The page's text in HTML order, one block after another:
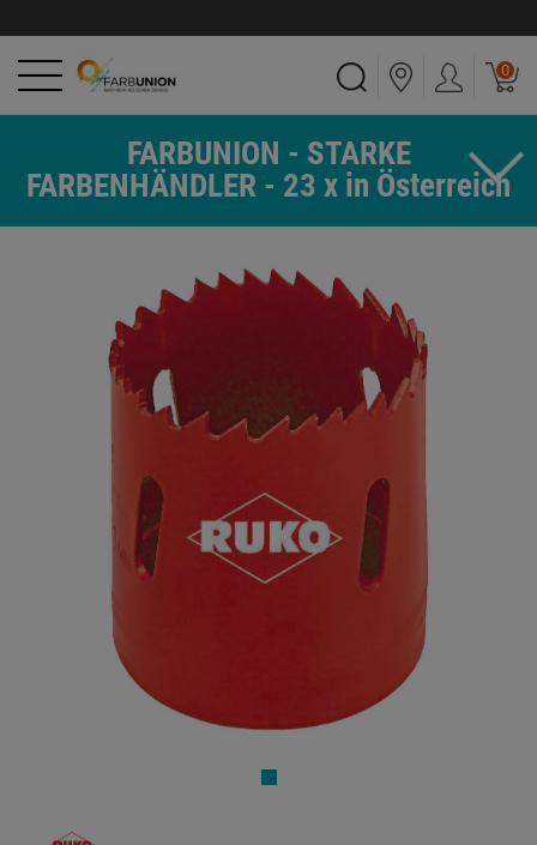
0
FARBUNION - STARKE
FARBENHÄNDLER - 23 x in Österreich